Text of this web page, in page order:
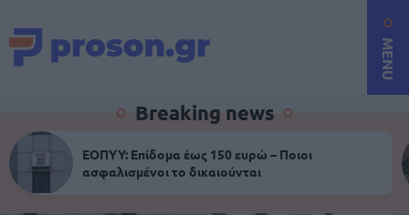
MENU
Breaking news
ΕΟΠΥΥ: Επίδομα έως 150 ευρώ – Ποιοι
ασφαλισμένοι το δικαιούνται